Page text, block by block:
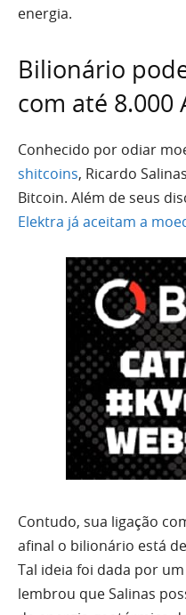
energia.
Bilionário
com até 8.000
Conhecido por odiar
shitcoins, Ricardo
Bitcoin. Além de seus
Elektra já aceitam a
Contudo, sua ligação
afinal o bilionário está
Tal ideia foi dada por
lembrou que Salinas